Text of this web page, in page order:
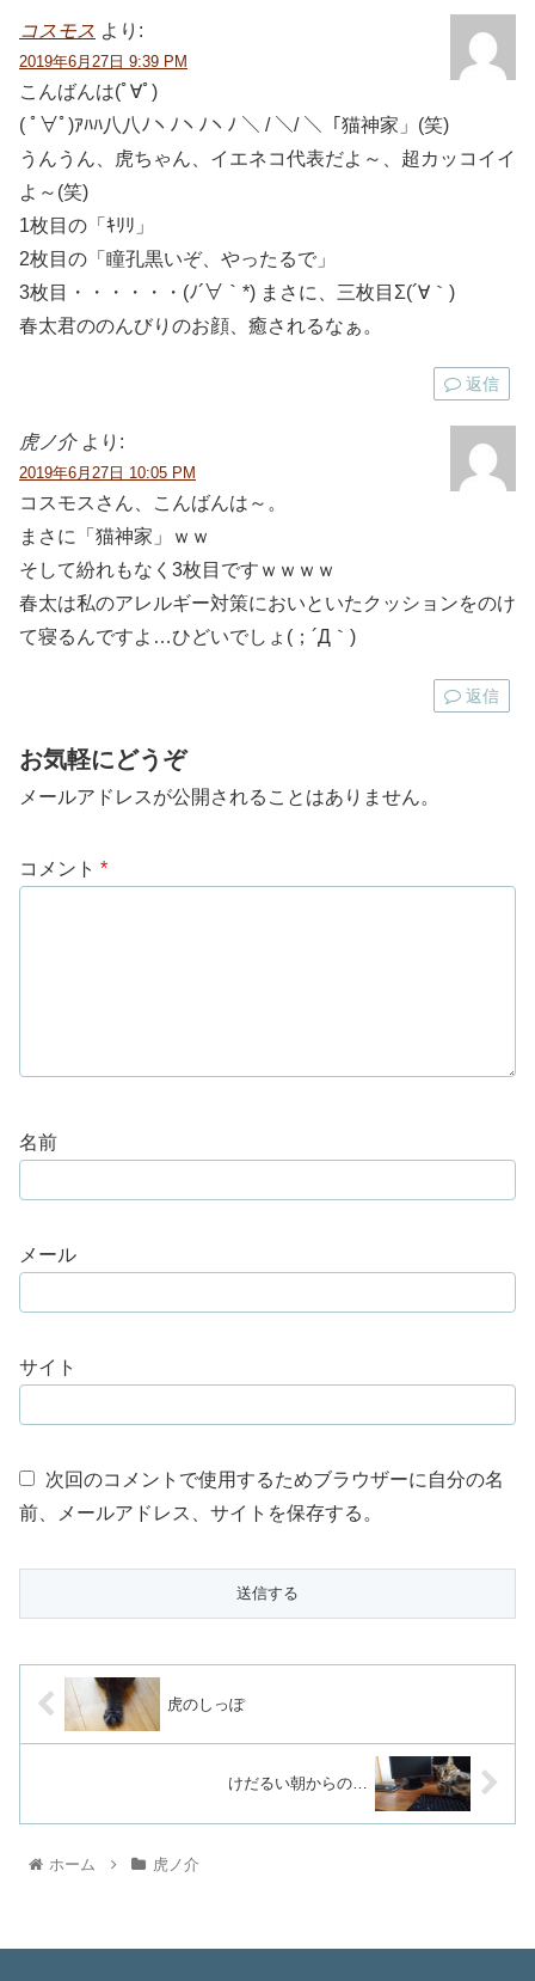
コスモス より:
2019年6月27日 9:39 PM
こんばんは(ﾟ∀ﾟ)
( ﾟ∀ﾟ)ｱﾊﾊ八八ﾉヽﾉヽﾉヽﾉ ＼ / ＼/ ＼「猫神家」(笑)
うんうん、虎ちゃん、イエネコ代表だよ～、超カッコイイ
よ～(笑)
1枚目の「ｷﾘﾘ」
2枚目の「瞳孔黒いぞ、やったるで」
3枚目・・・・・・(ﾉ´∀｀*) まさに、三枚目Σ(´∀｀)
春太君ののんびりのお顔、癒されるなぁ。
返信
虎ノ介 より:
2019年6月27日 10:05 PM
コスモスさん、こんばんは～。
まさに「猫神家」ｗｗ
そして紛れもなく3枚目ですｗｗｗｗ
春太は私のアレルギー対策においといたクッションをのけ
て寝るんですよ…ひどいでしょ(；´Д｀)
返信
お気軽にどうぞ
メールアドレスが公開されることはありません。
コメント *
名前
メール
サイト
次回のコメントで使用するためブラウザーに自分の名
前、メールアドレス、サイトを保存する。
虎のしっぽ
けだるい朝からの…
ホーム 虎ノ介